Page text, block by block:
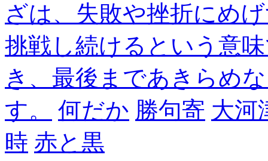
ざは、失敗や挫折にめ
挑戦し続けるという意
き、最後まであきらめ
す。
何だか 勝句寄 大河
時 赤と黒